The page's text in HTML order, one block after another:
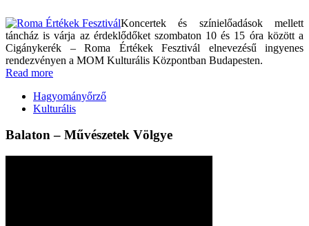
Koncertek és színielőadások mellett
táncház is várja az érdeklődőket szombaton 10 és 15 óra között a
Cigánykerék – Roma Értékek Fesztivál elnevezésű ingyenes
rendezvényen a MOM Kulturális Központban Budapesten.
Read more
Hagyományőrző
Kulturális
Balaton – Művészetek Völgye